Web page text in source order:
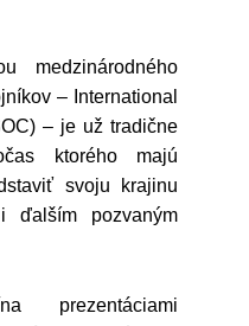
medzinárodného
– International
– je už tradične
ktorého majú
svoju krajinu
ďalším pozvaným
prezentáciami